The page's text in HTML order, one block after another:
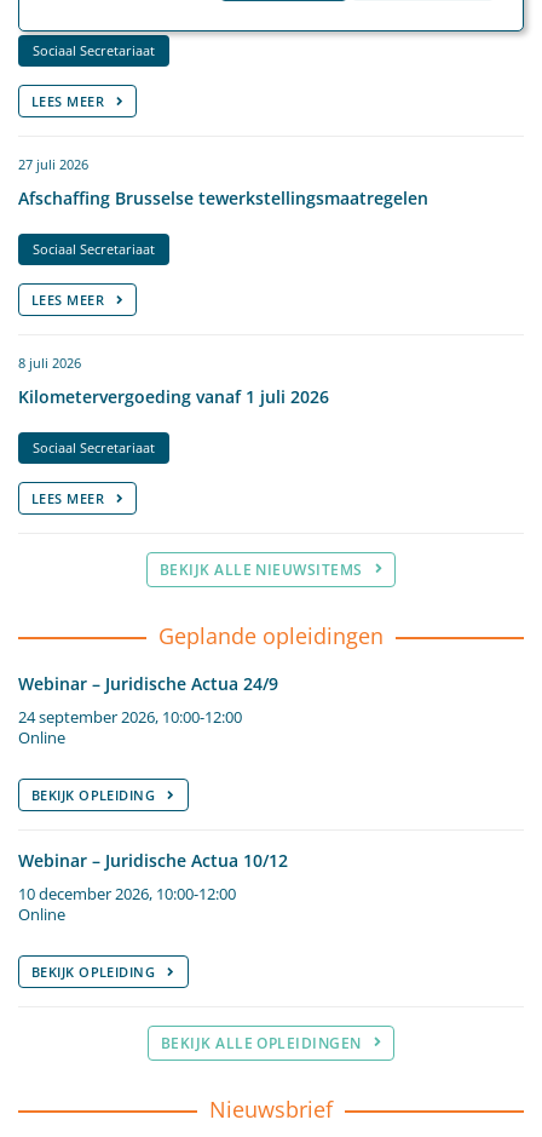
Sociaal Secretariaat
LEES MEER
27 juli 2026
Afschaffing Brusselse tewerkstellingsmaatregelen
Sociaal Secretariaat
LEES MEER
8 juli 2026
Kilometervergoeding vanaf 1 juli 2026
Sociaal Secretariaat
LEES MEER
BEKIJK ALLE NIEUWSITEMS
Geplande opleidingen
Webinar – Juridische Actua 24/9
24 september 2026, 10:00-12:00
Online
BEKIJK OPLEIDING
Webinar – Juridische Actua 10/12
10 december 2026, 10:00-12:00
Online
BEKIJK OPLEIDING
BEKIJK ALLE OPLEIDINGEN
Nieuwsbrief